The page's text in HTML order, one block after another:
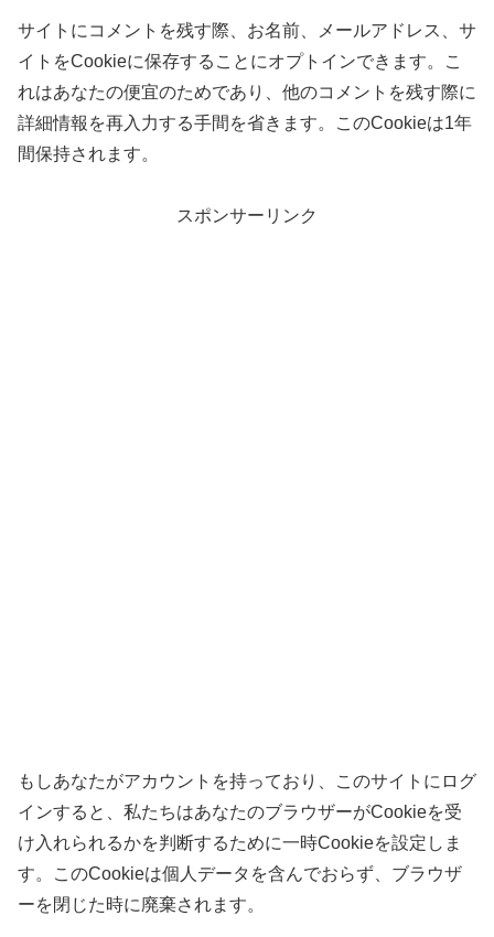
サイトにコメントを残す際、お名前、メールアドレス、サ
イトをCookieに保存することにオプトインできます。こ
れはあなたの便宜のためであり、他のコメントを残す際に
詳細情報を再入力する手間を省きます。このCookieは1年
間保持されます。
スポンサーリンク
もしあなたがアカウントを持っており、このサイトにログ
インすると、私たちはあなたのブラウザーがCookieを受
け入れられるかを判断するために一時Cookieを設定しま
す。このCookieは個人データを含んでおらず、ブラウザ
ーを閉じた時に廃棄されます。